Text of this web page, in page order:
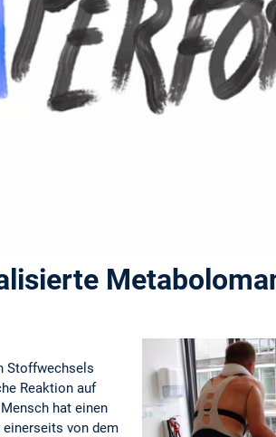
Stoffwechsels
Reaktion auf
hat einen
einerseits von dem